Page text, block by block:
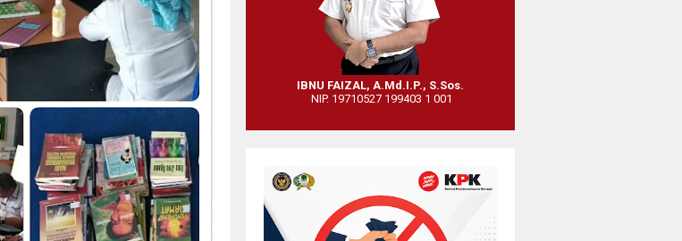
IBNU FAIZAL, A.Md.I.P., S.Sos.
NIP. 19710527 199403 1 001